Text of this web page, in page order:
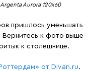
Aurora 120х60
пришлось уменьшать
Вернитесь к фото выше
к столешнице.
от Divan.ru.